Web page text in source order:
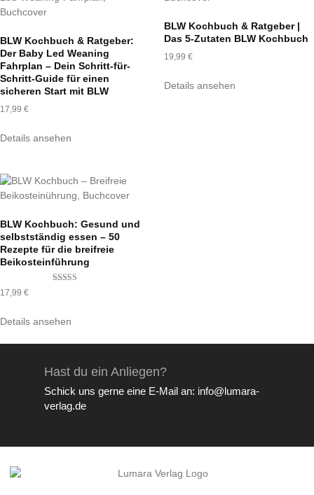
BLW Kochbuch & Ratgeber:
Der Baby Led Weaning
Fahrplan – Dein Schritt-für-
Schritt-Guide für einen
sicheren Start mit BLW
17,99 €
Details ansehen
BLW Kochbuch & Ratgeber |
Das 5-Zutaten BLW Kochbuch
19,99 €
Details ansehen
BLW Kochbuch: Gesund und
selbstständig essen – 50
Rezepte für die breifreie
Beikosteinführung
17,99 €
Details ansehen
Hast du ein Anliegen?
Schick uns gerne eine E-Mail an: info@lumara-
verlag.de